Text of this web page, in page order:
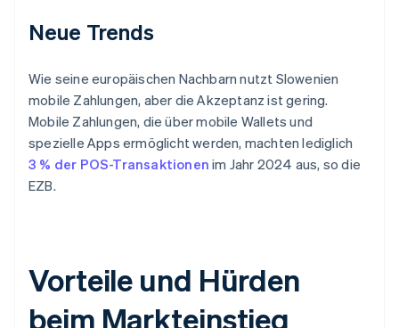
Neue Trends
Wie seine europäischen Nachbarn nutzt Slowenien
mobile Zahlungen, aber die Akzeptanz ist gering.
Mobile Zahlungen, die über mobile Wallets und
spezielle Apps ermöglicht werden, machten lediglich
3 % der POS-Transaktionen im Jahr 2024 aus, so die
EZB.
Vorteile und Hürden
beim Markteinstieg